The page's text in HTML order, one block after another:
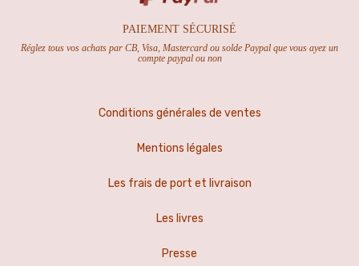
PAIEMENT SÉCURISÉ
Réglez tous vos achats par CB, Visa, Mastercard ou solde Paypal que vous ayez un
compte paypal ou non
Conditions générales de ventes
Mentions légales
Les frais de port et livraison
Les livres
Presse